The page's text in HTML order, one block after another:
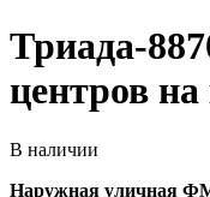
Триада-
центров
В наличии
Наружная уличная